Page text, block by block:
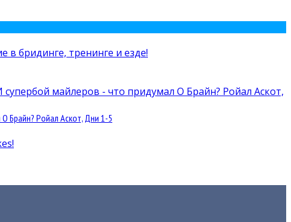
Брайн? Ройал Аскот, Дни 1-5